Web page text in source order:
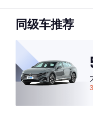
同级车推荐